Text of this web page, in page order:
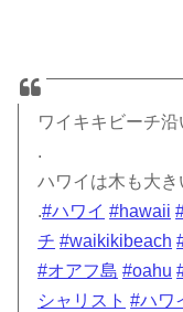
ワイキキビーチ沿
.
ハワイは木も大
.#ハワイ #hawaii
チ #waikikibeach
#オアフ島 #oahu
シャリスト #ハワ